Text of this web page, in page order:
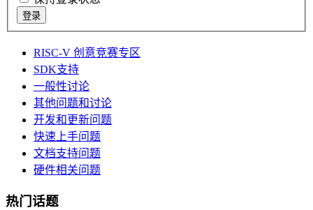
登录
RISC-V 创意竞赛专区
SDK支持
一般性讨论
其他问题和讨论
开发和更新问题
快速上手问题
文档支持问题
硬件相关问题
热门话题